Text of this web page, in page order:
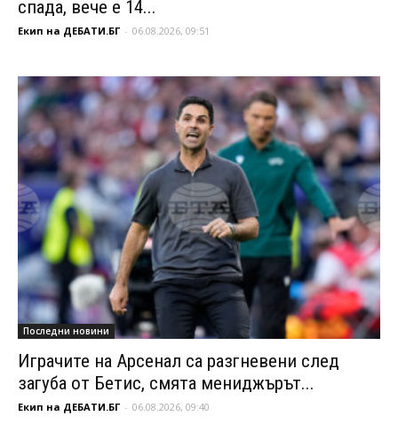
спада, вече е 14...
Екип на ДЕБАТИ.БГ - 06.08.2026, 09:51
Последни новини
Играчите на Арсенал са разгневени след
загуба от Бетис, смята мениджърът...
Екип на ДЕБАТИ.БГ - 06.08.2026, 09:40